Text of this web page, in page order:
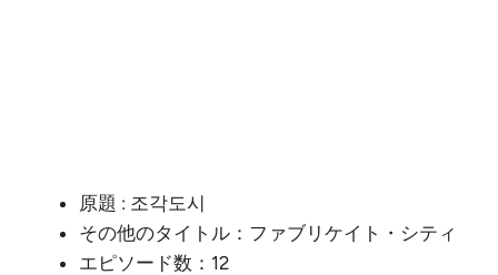
原題 : 조각도시
その他のタイトル：ファブリケイト・シティ
エピソード数：12